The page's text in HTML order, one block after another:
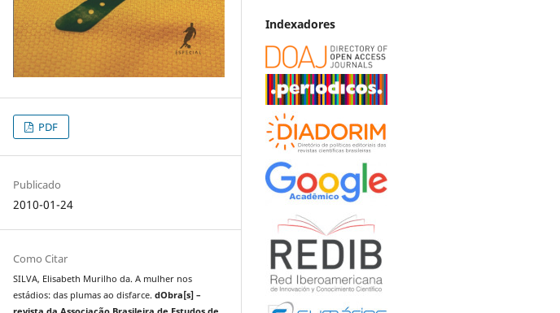
PDF
Publicado
2010-01-24
Como Citar
SILVA, Elisabeth Murilho da. A mulher nos
estádios: das plumas ao disfarce.dObra[s] –
Indexadores